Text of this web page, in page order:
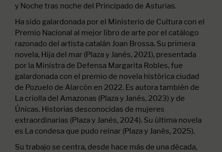
y Noche tras noche del Principado de Asturias.
Ha sido galardonada por el Ministerio de Cultura con el
Premio Nacional al mejor libro de arte por el catálogo
razonado del artista catalán Joan Brossa. Su primera
novela, Hija del mar (Plaza y Janés, 2021), presentada
por la Ministra de Defensa Margarita Robles, fue
galardonada con el premio de novela histórica ciudad
de Pozuelo de Alarcón en 2022. Es autora también de
La criolla del Amazonas (Plaza y Janés, 2023) y de
Únicas. Historias desconocidas de mujeres
extraordinarias (Plaza y Janés, 2024). Su última novela
es La condesa que pudo reinar (Plaza y Janés, 2025).
Su trabajo se centra, desde hace más de una década,